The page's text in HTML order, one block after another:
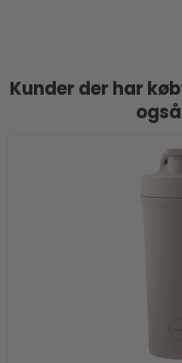
Kunder der har